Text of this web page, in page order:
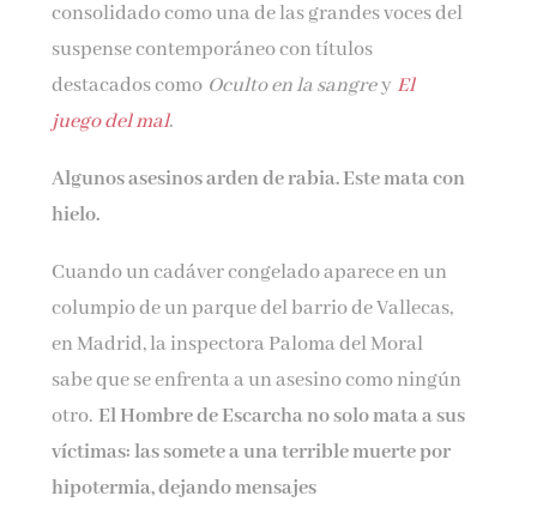
consolidado como una de las grandes voces del
suspense contemporáneo con títulos
destacados como Oculto en la sangrey El
juego del mal.
Algunos asesinos arden de rabia. Este mata con
hielo.
Cuando un cadáver congelado aparece en un
columpio de un parque del barrio de Vallecas,
en Madrid, la inspectora Paloma del Moral
sabe que se enfrenta a un asesino como ningún
otro.El Hombre de Escarcha no solo mata a sus
víctimas: las somete a una terrible muerte por
hipotermia, dejando mensajes
de privacidad